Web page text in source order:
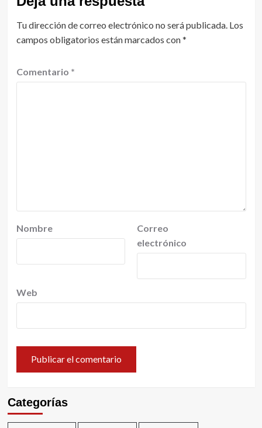
Tu dirección de correo electrónico no será publicada. Los
campos obligatorios están marcados con*
Comentario *
Nombre
Correo
electrónico
Web
Categorías